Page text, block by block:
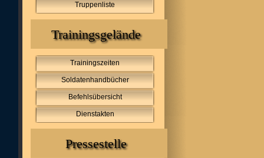
Truppenliste
Trainingsgelände
Trainingszeiten
Soldatenhandbücher
Befehlsübersicht
Dienstakten
Pressestelle